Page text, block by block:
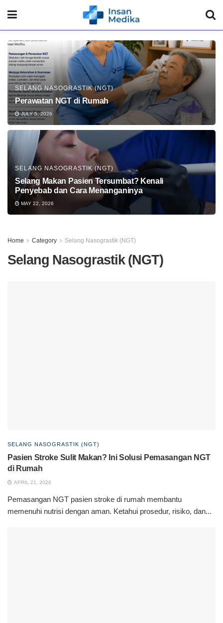
SELANG NASOGRASTIK (NGT)
Perawatan NGT di Rumah
JULY 5, 2026
SELANG NASOGRASTIK (NGT)
Selang Makan Pasien Tersumbat? Kenali
Penyebab dan Cara Menanganinya
MAY 22, 2026
Home Category Selang Nasograstik (NGT)
Selang Nasograstik (NGT)
SELANG NASOGRASTIK (NGT)
Pasien Stroke Sulit Makan? Ini Solusi Pemasangan NGT
di Rumah
APRIL 21, 2026
Pemasangan NGT pasien stroke di rumah membantu
memenuhi nutrisi dengan aman. Ketahui prosedur, risiko, dan...